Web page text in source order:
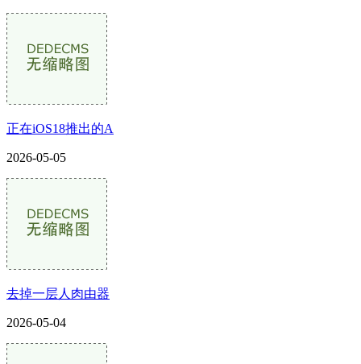
正在iOS18推出的A
2026-05-05
去掉一层人肉由器
2026-05-04